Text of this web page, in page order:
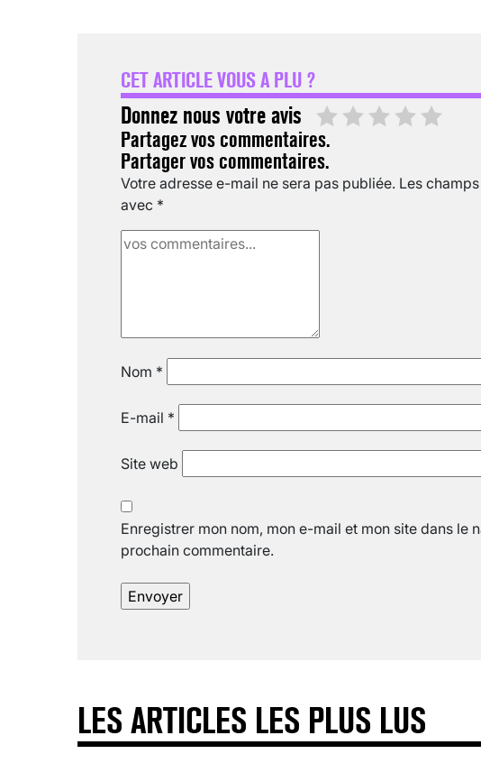
CET ARTICLE VOUS A PLU ?
Donnez nous votre avis
Partagez vos commentaires.
Partager vos commentaires.
Votre adresse e-mail ne sera pas publiée. Les
avec *
Nom *
E-mail *
Site web
Enregistrer mon nom, mon e-mail et mon site dans le
prochain commentaire.
LES ARTICLES LES PLUS LUS